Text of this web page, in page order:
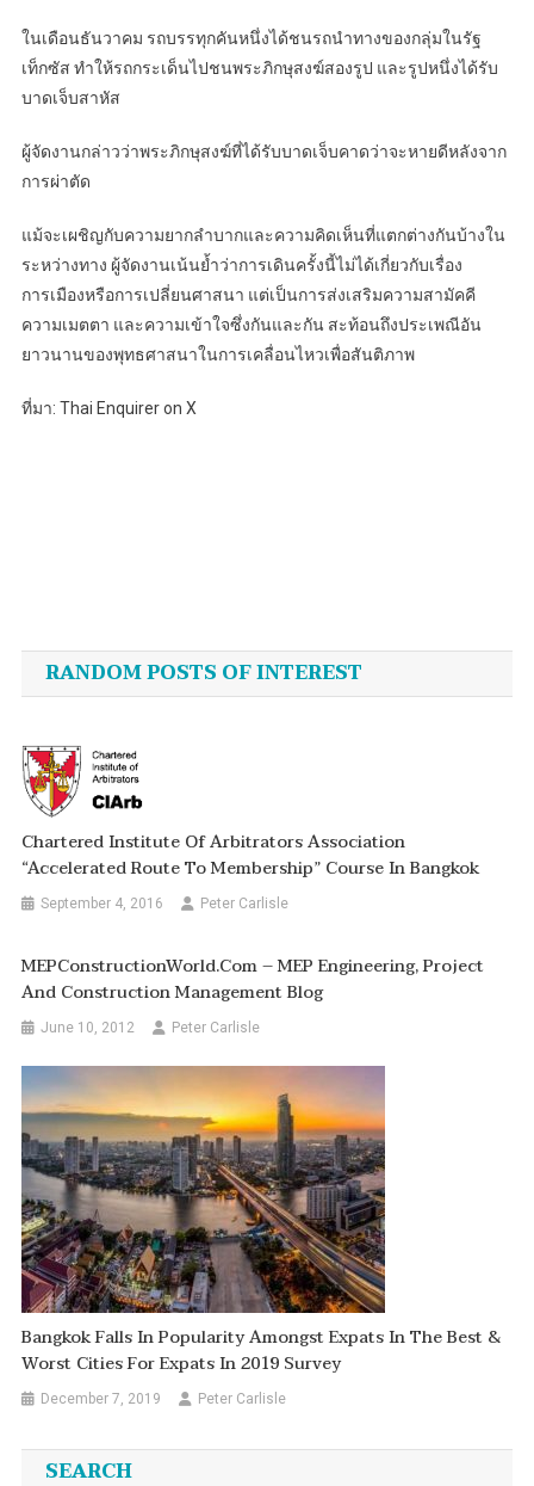
ในเดือนธันวาคม รถบรรทุกคันหนึ่งได้ชนรถนำทางของกลุ่มในรัฐ
เท็กซัส ทำให้รถกระเด็นไปชนพระภิกษุสงฆ์สองรูป และรูปหนึ่งได้รับ
บาดเจ็บสาหัส
ผู้จัดงานกล่าวว่าพระภิกษุสงฆ์ที่ได้รับบาดเจ็บคาดว่าจะหายดีหลังจาก
การผ่าตัด
แม้จะเผชิญกับความยากลำบากและความคิดเห็นที่แตกต่างกันบ้างใน
ระหว่างทาง ผู้จัดงานเน้นย้ำว่าการเดินครั้งนี้ไม่ได้เกี่ยวกับเรื่อง
การเมืองหรือการเปลี่ยนศาสนา แต่เป็นการส่งเสริมความสามัคคี
ความเมตตา และความเข้าใจซึ่งกันและกัน สะท้อนถึงประเพณีอัน
ยาวนานของพุทธศาสนาในการเคลื่อนไหวเพื่อสันติภาพ
ที่มา: Thai Enquirer on X
navigation
RANDOM POSTS OF INTEREST
Chartered Institute Of Arbitrators Association
“Accelerated Route To Membership” Course In Bangkok
September 4, 2016 Peter Carlisle
MEPConstructionWorld.com – MEP Engineering, Project
And Construction Management Blog
June 10, 2012 Peter Carlisle
Bangkok Falls In Popularity Amongst Expats In The Best &
Worst Cities For Expats In 2019 Survey
December 7, 2019 Peter Carlisle
SEARCH